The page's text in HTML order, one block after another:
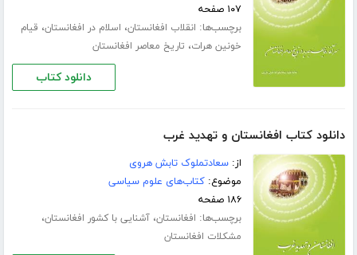
۱۰۷ صفحه
برچسب‌ها: انقلاب افغانستان، اسلام در افغانستان، قیام
خونین هرات، تاریخ معاصر افغانستان
دانلود کتاب
دانلود کتاب افغانستان و تهدید غرب
از:سعادتملوک تابش هروی
موضوع:کتاب‌های علوم سیاسی
۱۸۶ صفحه
برچسب‌ها: افغانستان،آشنایی با کشور افغانستان،
مشکلات افغانستان